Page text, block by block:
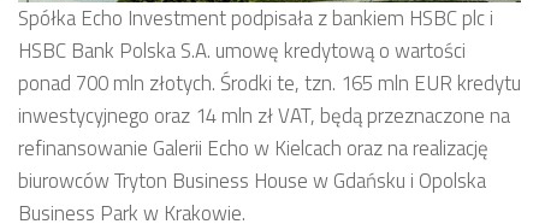
Spółka Echo Investment podpisała z bankiem HSBC plc i
HSBC Bank Polska S.A. umowę kredytową o wartości
ponad 700 mln złotych. Środki te, tzn. 165 mln EUR kredytu
inwestycyjnego oraz 14 mln zł VAT, będą przeznaczone na
refinansowanie Galerii Echo w Kielcach oraz na realizację
biurowców Tryton Business House w Gdańsku i Opolska
Business Park w Krakowie.